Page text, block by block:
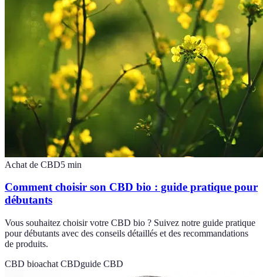
Achat de CBD5 min
Comment choisir son CBD bio : guide pratique pour
débutants
Vous souhaitez choisir votre CBD bio ? Suivez notre guide pratique
pour débutants avec des conseils détaillés et des recommandations
de produits.
CBD bioachat CBDguide CBD